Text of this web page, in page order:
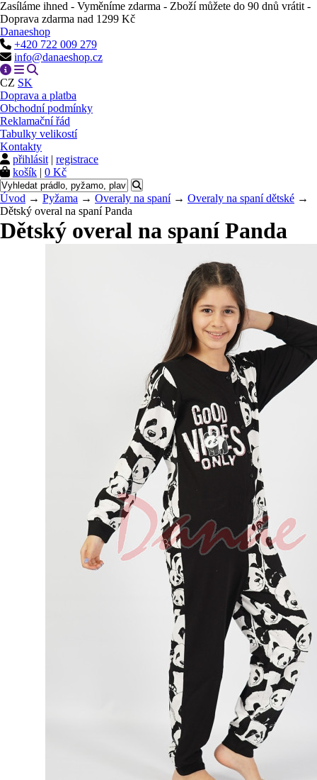
Zasíláme ihned - Vyměníme zdarma - Zboží můžete do 90 dnů vrátit -
Doprava zdarma nad 1299 Kč
Danaeshop
+420 722 009 279
info@danaeshop.cz
CZ SK
Doprava a platba
Obchodní podmínky
Reklamační řád
Tabulky velikostí
Kontakty
přihlásit | registrace
košík | 0 Kč
Úvod → Pyžama → Overaly na spaní→ Overaly na spaní dětské →
Dětský overal na spaní Panda
Dětský overal na spaní Panda